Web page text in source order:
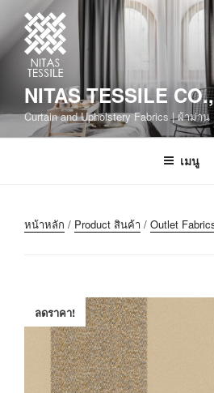
NITAS TESSILE
Curtain and Upholstery Fabrics | ผ้าม่า
เมนู
หน้าหลัก / Product สินค้า / Outlet
ลดราคา!